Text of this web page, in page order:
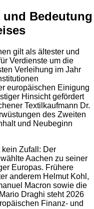
Bedeutung
gilt als ältester und
Verdienste um die
Verleihung im Jahr
europäischen Einigung
Hinsicht gefördert
Textilkaufmann Dr.
des Zweiten
und Neubeginn
kein Zufall: Der
Aachen zu seiner
Europas. Frühere
anderem Helmut Kohl,
Macron sowie die
Draghi steht 2026
Finanz- und